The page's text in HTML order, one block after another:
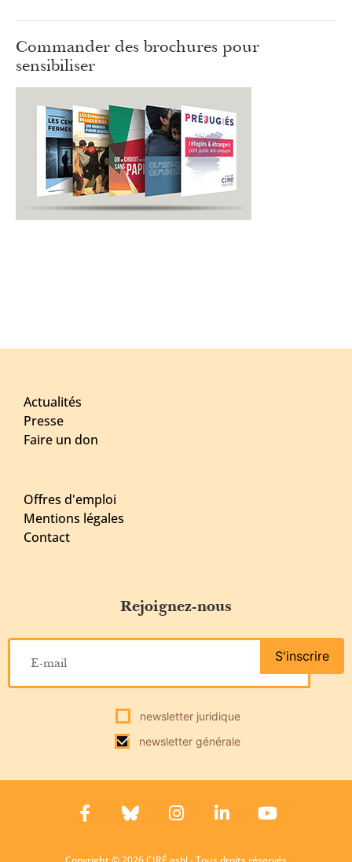
Commander des brochures pour
sensibiliser
Actualités
Presse
Faire un don
Offres d'emploi
Mentions légales
Contact
Rejoignez-nous
newsletter juridique
newsletter générale
S'inscrire